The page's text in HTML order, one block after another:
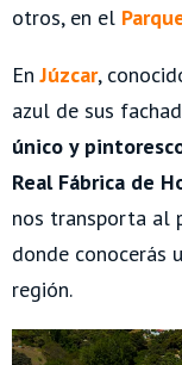
otros, en el
EnJúzcar,
azul de sus
único y
Real Fábrica de
nos transporta al
donde conocerás
región.